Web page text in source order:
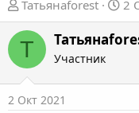
А
в
т
о
р
е
Татьянаforest
Д
а
т
а
2
Т Участник
2 Окт 2021